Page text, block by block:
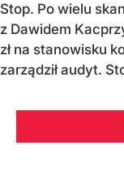
Stop. Po wielu
z Dawidem
zł na stanowisku
zarządził audyt.